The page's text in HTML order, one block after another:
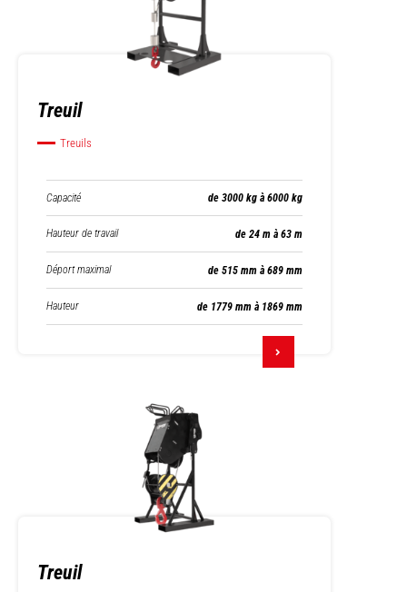
Treuil
Treuils
Capacité de 3000 kg à 6000 kg
Hauteur de travail de 24 m à 63 m
Déport maximal de 515 mm à 689 mm
Hauteur de 1779 mm à 1869 mm
Treuil